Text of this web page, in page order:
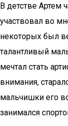
В детстве Артем
участвовал во
некоторых был
талантливый
мечтал стать
внимания,
мальчишки его
занимался